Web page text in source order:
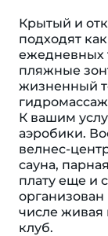
Крытый и
подходят
ежедневных
пляжные
жизненный
К вашим
аэробики.
велнес-
сауна,
плату еще и
организован
числе живая
клуб.